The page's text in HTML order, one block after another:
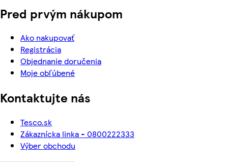
Pred prvým nákupom
Ako nakupovať
Registrácia
Objednanie doručenia
Moje obľúbené
Kontaktujte nás
Tesco.sk
Zákaznícka linka - 0800222333
Výber obchodu